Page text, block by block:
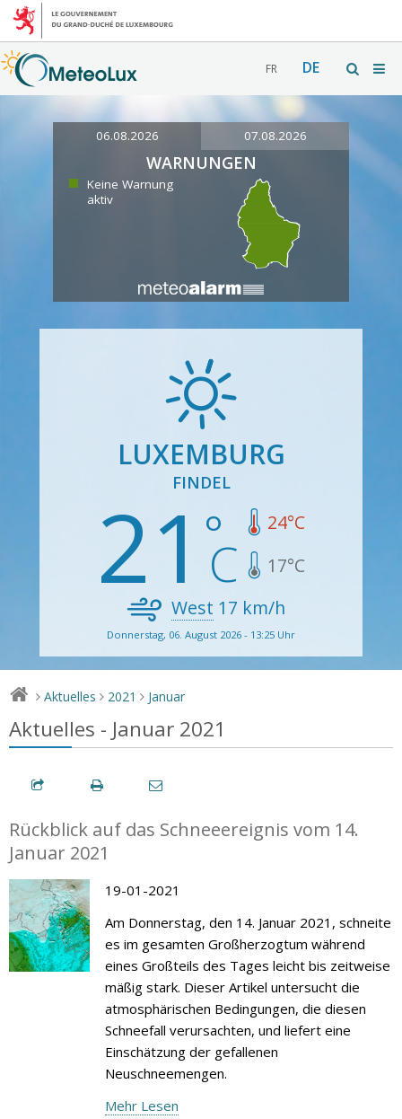
FR DE
06.08.2026 07.08.2026
WARNUNGEN
Keine Warnung
aktiv
LUXEMBURG
FINDEL
21 24°C
17°C
West 17 km/h
Donnerstag, 06. August 2026 - 13:25 Uhr
> Aktuelles > 2021 > Januar
Aktuelles - Januar 2021
Rückblick auf das Schneeereignis vom 14.
Januar 2021
19-01-2021
Am Donnerstag, den 14. Januar 2021, schneite
es im gesamten Großherzogtum während
eines Großteils des Tages leicht bis zeitweise
mäßig stark. Dieser Artikel untersucht die
atmosphärischen Bedingungen, die diesen
Schneefall verursachten, und liefert eine
Einschätzung der gefallenen
Neuschneemengen.
Mehr Lesen